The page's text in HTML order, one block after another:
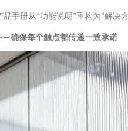
品手册从 “功能说明 ”重构为“解决
确保每个触点都传递一致承诺